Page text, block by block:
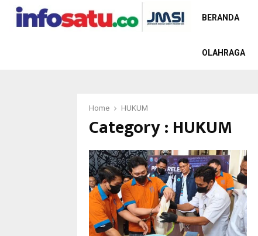
BERANDA
OLAHRAGA
Home HUKUM
Category : HUKUM